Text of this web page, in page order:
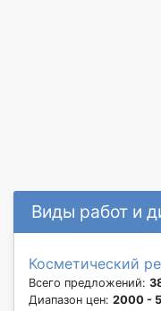
Виды работ и
Косметический
Всего предложений:
Диапазон цен: 2000 -